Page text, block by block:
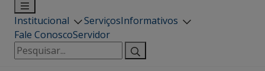
Institucional ServiçosInformativos
Fale ConoscoServidor
Pesquisar
por: